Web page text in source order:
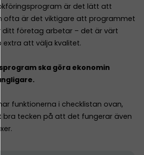
är det lätt att
ofta är det viktigare att programmet
ditt företag arbetar – det är värt
att välja kvalitet.
ska göra ekonomin
funktionerna i checklistan ovan,
bra tecken på att det fungerar även